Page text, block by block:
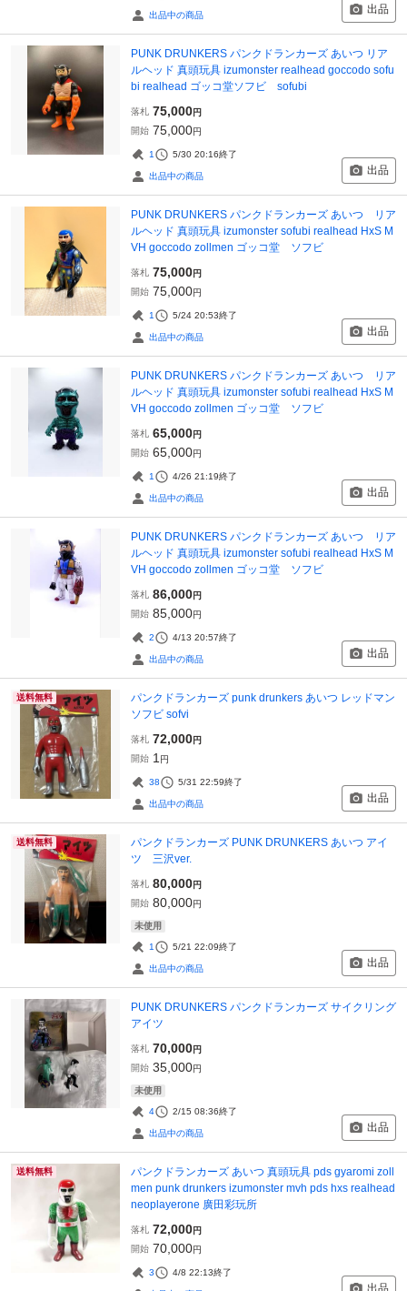
出品中の商品 出品
PUNK DRUNKERS パンクドランカーズ あいつ リア
ルヘッド 真頭玩具 izumonster realhead goccodo sofu
bi realhead ゴッコ堂ソフビ sofubi
落札 75,000円
開始 75,000円
1 5/30 20:16終了
出品中の商品 出品
PUNK DRUNKERS パンクドランカーズ あいつ リア
ルヘッド 真頭玩具 izumonster sofubi realhead HxS M
VH goccodo zollmen ゴッコ堂 ソフビ
落札 75,000円
開始 75,000円
1 5/24 20:53終了
出品中の商品 出品
PUNK DRUNKERS パンクドランカーズ あいつ リア
ルヘッド 真頭玩具 izumonster sofubi realhead HxS M
VH goccodo zollmen ゴッコ堂 ソフビ
落札 65,000円
開始 65,000円
1 4/26 21:19終了
出品中の商品 出品
PUNK DRUNKERS パンクドランカーズ あいつ リア
ルヘッド 真頭玩具 izumonster sofubi realhead HxS M
VH goccodo zollmen ゴッコ堂 ソフビ
落札 86,000円
開始 85,000円
2 4/13 20:57終了
出品中の商品 出品
送料無料
パンクドランカーズ punk drunkers あいつ レッドマン
ソフビ sofvi
落札 72,000円
開始 1 円
38 5/31 22:59終了
出品中の商品 出品
送料無料
パンクドランカーズ PUNK DRUNKERS あいつ アイ
ツ 三沢ver.
落札 80,000円
開始 80,000円
未使用
1 5/21 22:09終了
出品中の商品 出品
PUNK DRUNKERS パンクドランカーズ サイクリング
アイツ
落札 70,000円
開始 35,000円
未使用
4 2/15 08:36終了
出品中の商品 出品
送料無料
パンクドランカーズ あいつ 真頭玩具 pds gyaromi zoll
men punk drunkers izumonster mvh pds hxs realhead
neoplayerone 廣田彩玩所
落札 72,000円
開始 70,000円
3 4/8 22:13終了
出品